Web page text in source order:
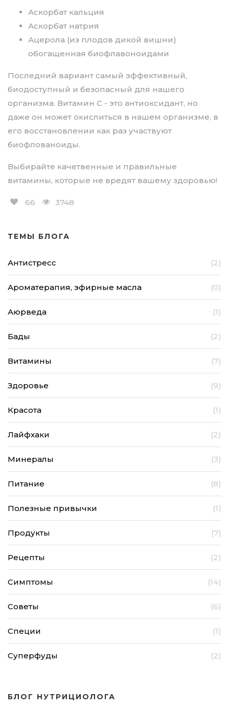
Аскорбат кальция
Аскорбат натрия
Ацерола (из плодов дикой вишни)
обогащенная биофлавоноидами
Последний вариант самый эффективный,
биодоступный и безопасный для нашего
организма. Витамин С - это антиоксидант, но
даже он может окислиться в нашем организме, в
его восстановлении как раз участвуют
биофлованоиды.
Выбирайте качетвенные и правильные
витамины, которые не вредят вашему здоровью!
66 3748
ТЕМЫ БЛОГА
Антистресс (2)
Ароматерапия, эфирные масла (0)
Аюрведа (1)
Бады (2)
Витамины (7)
Здоровье (9)
Красота (1)
Лайфхаки (2)
Минералы (3)
Питание (8)
Полезные привычки (1)
Продукты (7)
Рецепты (2)
Симптомы (14)
Советы (6)
Специи (1)
Суперфуды (2)
БЛОГ НУТРИЦИОЛОГА